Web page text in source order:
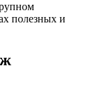
полезных и